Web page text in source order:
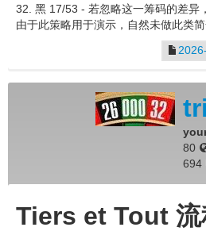
32. 黑 17/53 - 若忽略这一筹码的差异
由于此策略用于演示，自然未做此类简
80
694
Tiers et Tout 流